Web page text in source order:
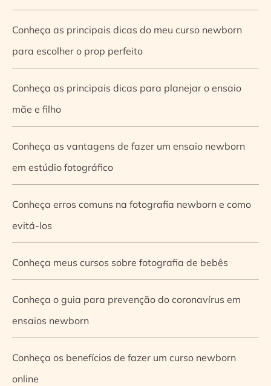
Conheça as principais dicas do meu curso newborn
para escolher o prop perfeito
Conheça as principais dicas para planejar o ensaio
mãe e filho
Conheça as vantagens de fazer um ensaio newborn
em estúdio fotográfico
Conheça erros comuns na fotografia newborn e como
evitá-los
Conheça meus cursos sobre fotografia de bebês
Conheça o guia para prevenção do coronavírus em
ensaios newborn
Conheça os benefícios de fazer um curso newborn
online